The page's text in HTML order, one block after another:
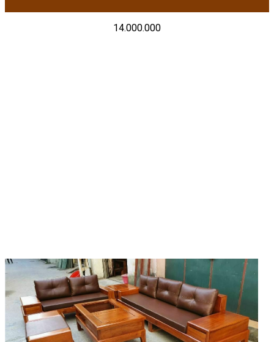
14.000.000